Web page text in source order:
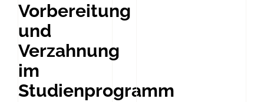
Vorbereitung
und
Verzahnung
im
Studienprogramm